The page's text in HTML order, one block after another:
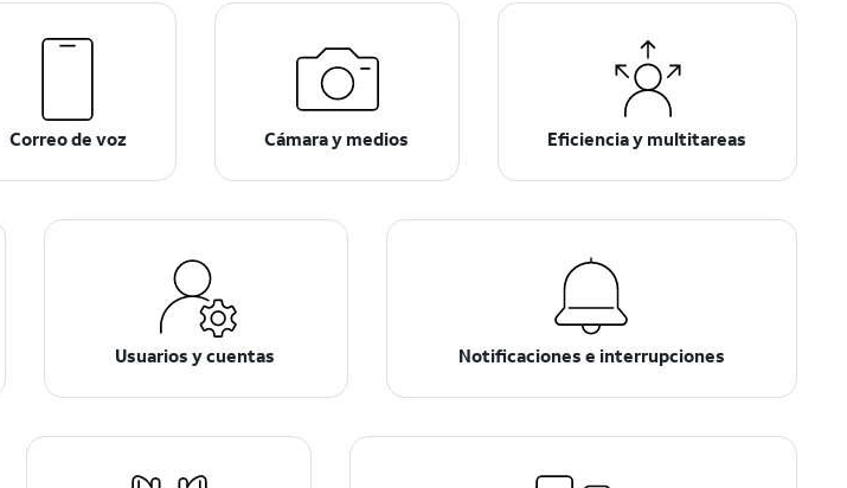
Correo de voz Cámara y medios Eficiencia y multitareas
Usuarios y cuentas Notificaciones e interrupciones